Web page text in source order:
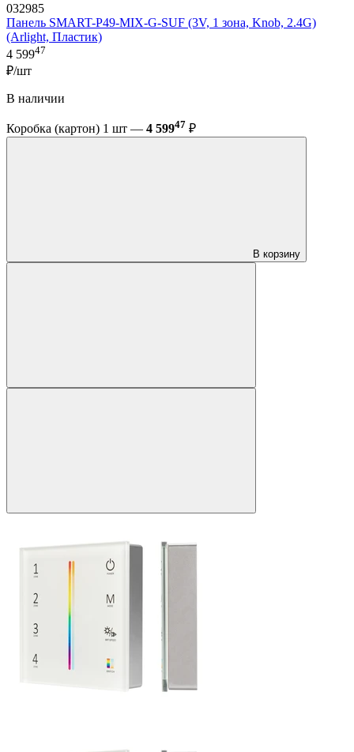
032985
Панель SMART-P49-MIX-G-SUF (3V, 1 зона, Knob, 2.4G)
(Arlight, Пластик)
4 59947
₽/шт
В наличии
Коробка (картон) 1 шт — 4 59947 ₽
В корзину